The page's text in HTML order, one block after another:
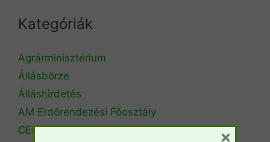
Kategóriák
Agrárminisztérium
Állásbörze
Álláshirdetés
AM Erdőrendezési Főosztály
CEPF
×